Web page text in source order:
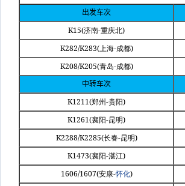
出发车次
K15(济南-重庆北)
K282/K283(上海-成都)
K208/K205(青岛-成都)
中转车次
K1211(郑州-贵阳)
K1261(襄阳-昆明)
K2288/K2285(长春-昆明)
K1473(襄阳-湛江)
1606/1607(安康-怀化)